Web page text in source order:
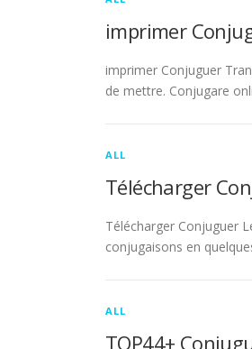
imprimer
imprimer Conjuguer
de mettre. Conjugare
ALL
Télécharger
Télécharger Conjuguer
conjugaisons en
ALL
TOP44+